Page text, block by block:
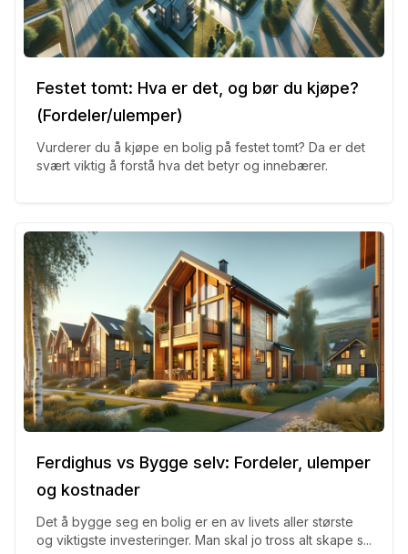
Festet tomt: Hva er det, og bør du kjøpe?
(Fordeler/ulemper)
Vurderer du å kjøpe en bolig på festet tomt? Da er det
svært viktig å forstå hva det betyr og innebærer.
Ferdighus vs Bygge selv: Fordeler, ulemper
og kostnader
Det å bygge seg en bolig er en av livets aller største
og viktigste investeringer. Man skal jo tross alt skape s...